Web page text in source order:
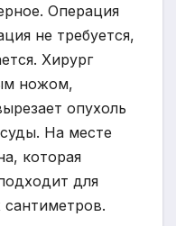
Операция
не требуется,
Хирург
ножом,
опухоль
На месте
которая
для